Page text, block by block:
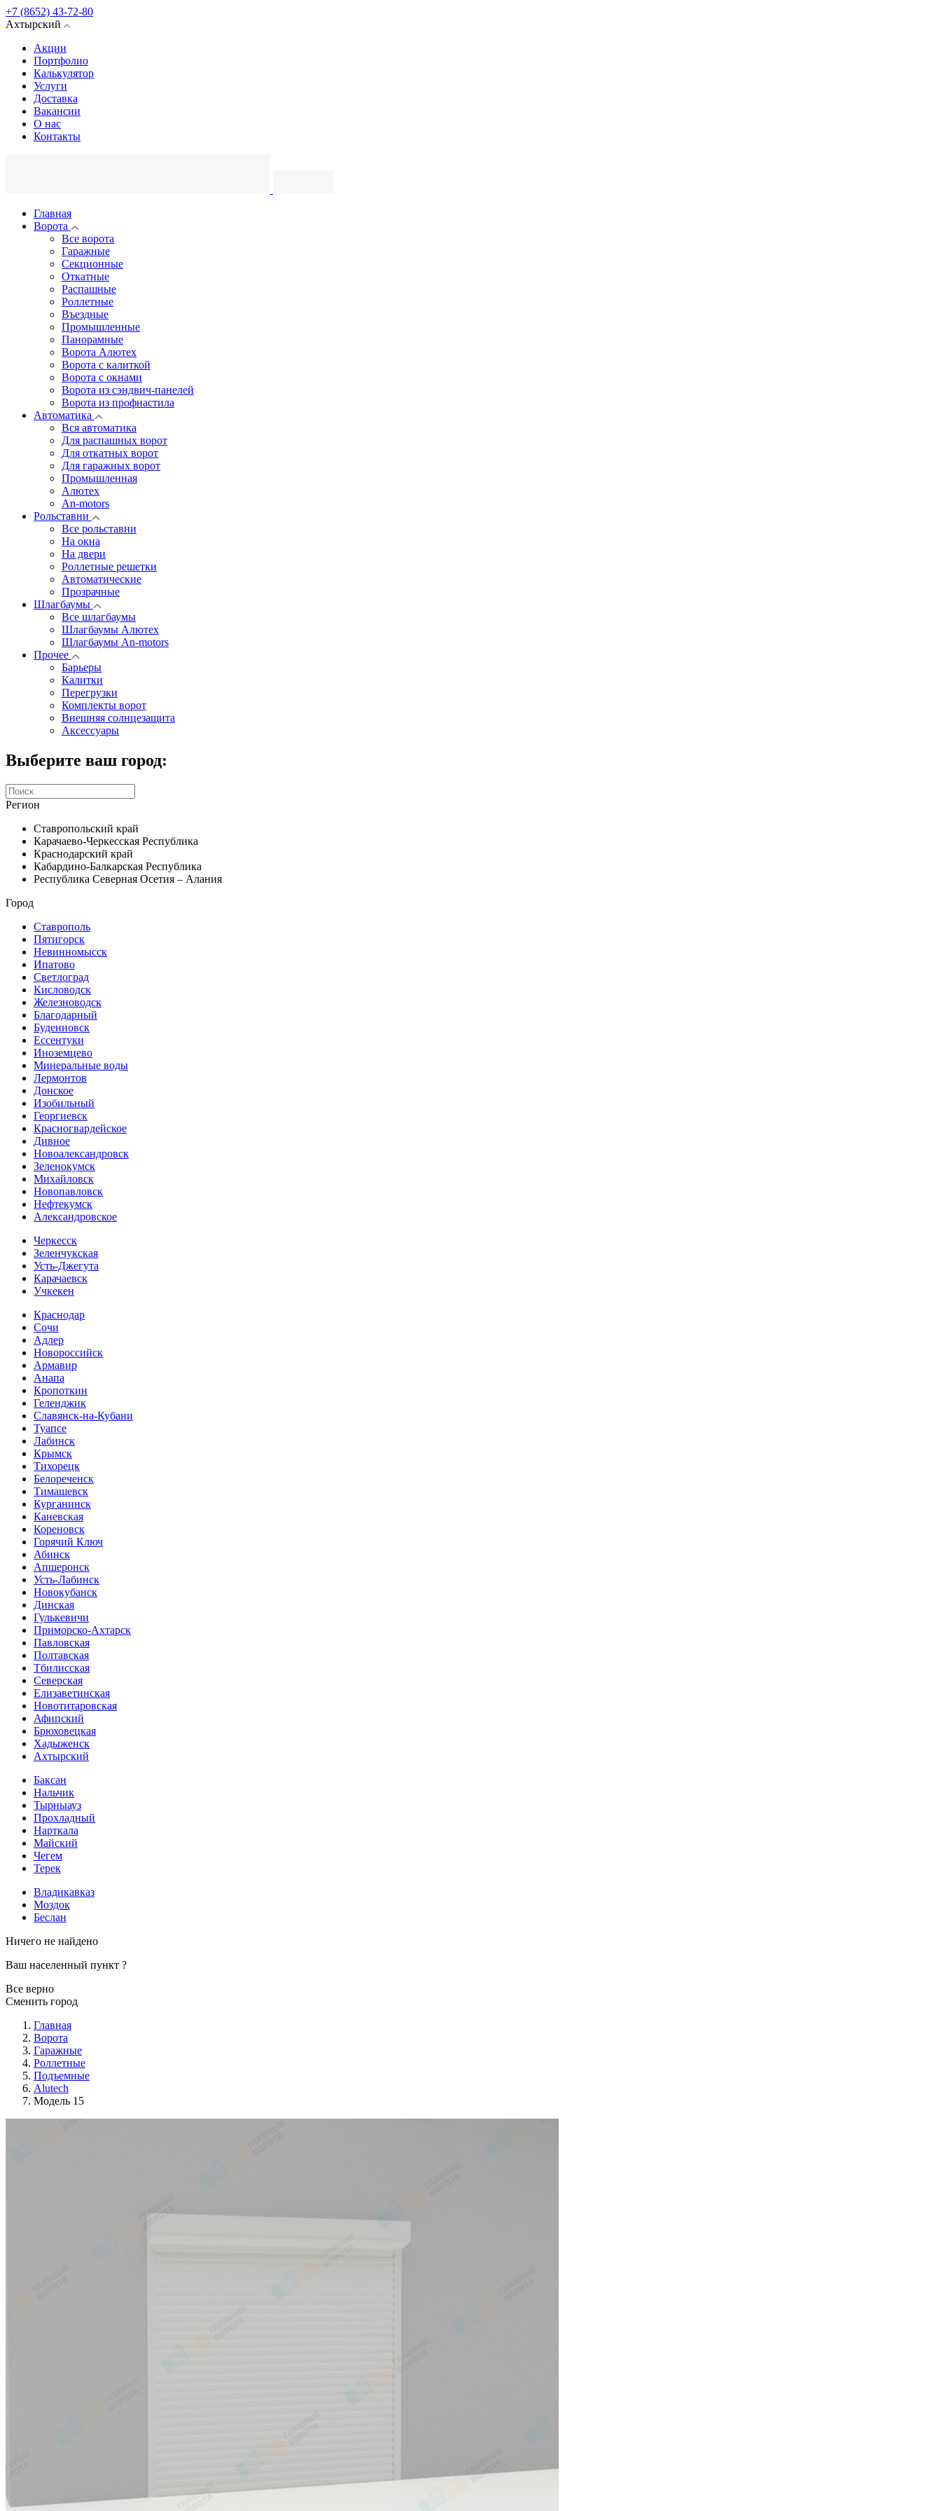
+7 (8652) 43-72-80
Ахтырский
Акции
Портфолио
Калькулятор
Услуги
Доставка
Вакансии
О нас
Контакты
Главная
Ворота
Все ворота
Гаражные
Секционные
Откатные
Распашные
Роллетные
Въездные
Промышленные
Панорамные
Ворота Алютех
Ворота с калиткой
Ворота c окнами
Ворота из сэндвич-панелей
Ворота из профнастила
Автоматика
Вся автоматика
Для распашных ворот
Для откатных ворот
Для гаражных ворот
Промышленная
Алютех
An-motors
Рольставни
Все рольставни
На окна
На двери
Роллетные решетки
Автоматические
Прозрачные
Шлагбаумы
Все шлагбаумы
Шлагбаумы Алютех
Шлагбаумы An-motors
Прочее
Барьеры
Калитки
Перегрузки
Комплекты ворот
Внешняя солнцезащита
Аксессуары
Выберите ваш город:
Регион
Ставропольский край
Карачаево-Черкесская Республика
Краснодарский край
Кабардино-Балкарская Республика
Республика Северная Осетия – Алания
Город
Ставрополь
Пятигорск
Невинномысск
Ипатово
Светлоград
Кисловодск
Железноводск
Благодарный
Буденновск
Ессентуки
Иноземцево
Минеральные воды
Лермонтов
Донское
Изобильный
Георгиевск
Красногвардейское
Дивное
Новоалександровск
Зеленокумск
Михайловск
Новопавловск
Нефтекумск
Александровское
Черкесск
Зеленчукская
Усть-Джегута
Карачаевск
Учкекен
Краснодар
Сочи
Адлер
Новороссийск
Армавир
Анапа
Кропоткин
Геленджик
Славянск-на-Кубани
Туапсе
Лабинск
Крымск
Тихорецк
Белореченск
Тимашевск
Курганинск
Каневская
Кореновск
Горячий Ключ
Абинск
Апшеронск
Усть-Лабинск
Новокубанск
Динская
Гулькевичи
Приморско-Ахтарск
Павловская
Полтавская
Тбилисская
Северская
Елизаветинская
Новотитаровская
Афипский
Брюховецкая
Хадыженск
Ахтырский
Баксан
Нальчик
Тырныауз
Прохладный
Нарткала
Майский
Чегем
Терек
Владикавказ
Моздок
Беслан
Ничего не найдено
Ваш населенный пункт ?
Все верно
Сменить город
Главная
Ворота
Гаражные
Роллетные
Подъемные
Alutech
Модель 15